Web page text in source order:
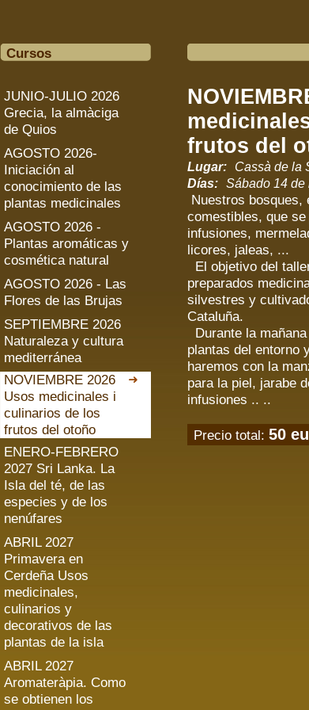
Cursos
JUNIO-JULIO 2026
Grecia, la almàciga
de Quios
AGOSTO 2026-
Iniciación al
conocimiento de las
plantas medicinales
AGOSTO 2026 -
Plantas aromáticas y
cosmética natural
AGOSTO 2026 - Las
Flores de las Brujas
SEPTIEMBRE 2026
Naturaleza y cultura
mediterránea
NOVIEMBRE 2026
Usos medicinales i
culinarios de los
frutos del otoño
ENERO-FEBRERO
2027 Sri Lanka. La
Isla del té, de las
especies y de los
nenúfares
ABRIL 2027
Primavera en
Cerdeña Usos
medicinales,
culinarios y
decorativos de las
plantas de la isla
ABRIL 2027
Aromateràpia. Como
se obtienen los
frutos del
Lugar:
Cassà de la
Días: Sábado 14 de
Nuestros bosques,
comestibles, que
infusiones,
licores, jaleas, ...
El objetivo del
preparados
silvestres y
Cataluña.
Durante la
plantas del entorno
haremos con la
para la piel, jarabe
infusiones .. ..
Precio total: 50